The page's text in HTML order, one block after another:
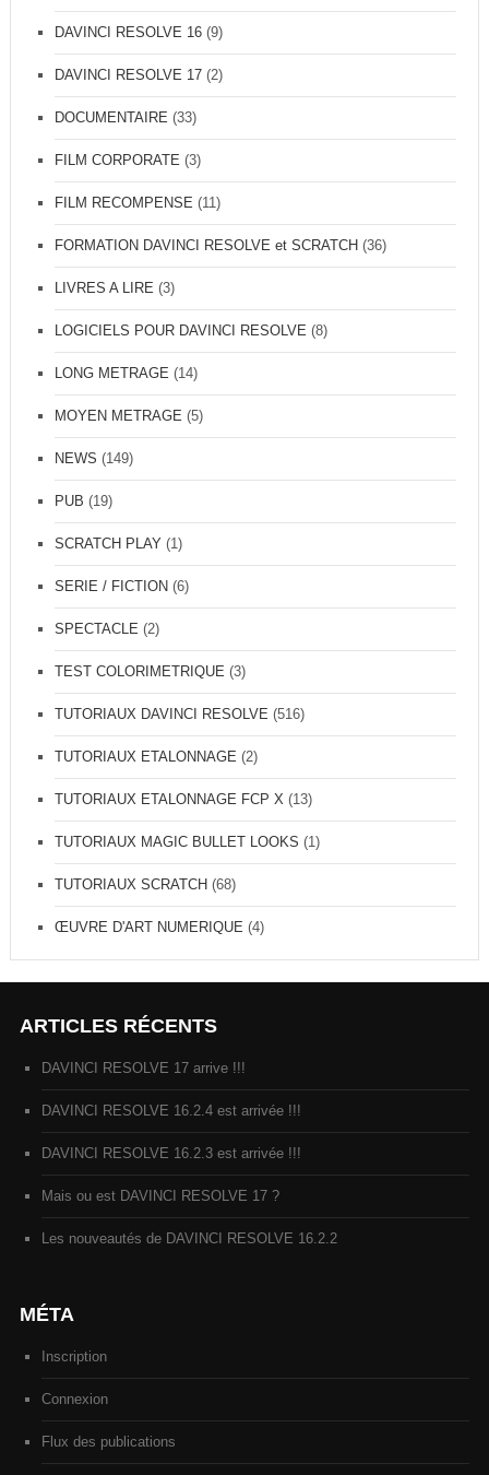
DAVINCI RESOLVE 16(9)
DAVINCI RESOLVE 17(2)
DOCUMENTAIRE (33)
FILM CORPORATE (3)
FILM RECOMPENSE (11)
FORMATION DAVINCI RESOLVE et SCRATCH (36)
LIVRES A LIRE (3)
LOGICIELS POUR DAVINCI RESOLVE (8)
LONG METRAGE (14)
MOYEN METRAGE (5)
NEWS (149)
PUB (19)
SCRATCH PLAY(1)
SERIE / FICTION (6)
SPECTACLE (2)
TEST COLORIMETRIQUE (3)
TUTORIAUX DAVINCI RESOLVE (516)
TUTORIAUX ETALONNAGE (2)
TUTORIAUX ETALONNAGE FCP X(13)
TUTORIAUX MAGIC BULLET LOOKS (1)
TUTORIAUX SCRATCH (68)
ŒUVRE D'ART NUMERIQUE (4)
ARTICLES RÉCENTS
DAVINCI RESOLVE 17 arrive !!!
DAVINCI RESOLVE 16.2.4 est arrivée !!!
DAVINCI RESOLVE 16.2.3 est arrivée !!!
Mais ou est DAVINCI RESOLVE 17 ?
Les nouveautés de DAVINCI RESOLVE 16.2.2
MÉTA
Inscription
Connexion
Flux des publications